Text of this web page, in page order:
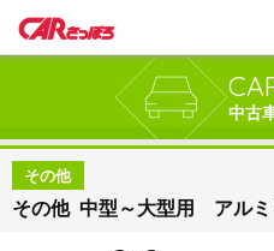
中古
その他
その他 中型～大型用 アルミ